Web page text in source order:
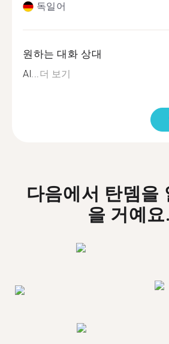
독일어
원하는 대화 상대
Al...더 보기
다음에서 탄뎀을
을 거예